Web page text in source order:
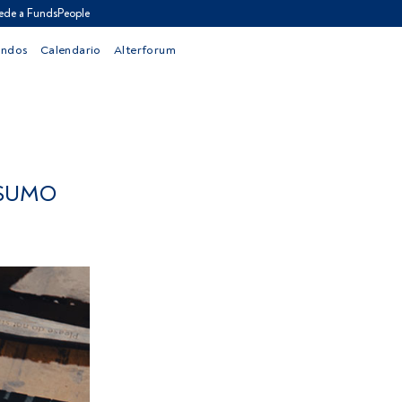
a FundsPeople
Calendario Alterforum